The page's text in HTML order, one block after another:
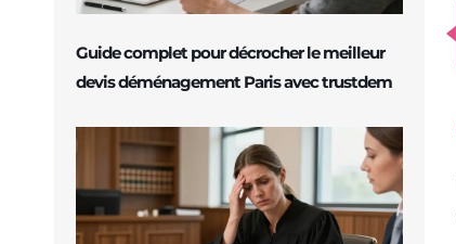
Guide complet pour décrocher le meilleur
devis déménagement Paris avec trustdem